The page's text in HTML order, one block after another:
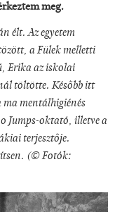
meg.
élt. Az egyetem
a Fülek melletti
Erika az iskolai
töltötte. Később itt
ma mentálhigiénés
Jumps-oktató, illetve a
terjesztője.
(© Fotók: